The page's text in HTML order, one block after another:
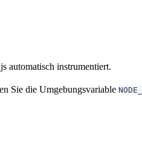
automatisch instrumentiert.
Sie die Umgebungsvariable